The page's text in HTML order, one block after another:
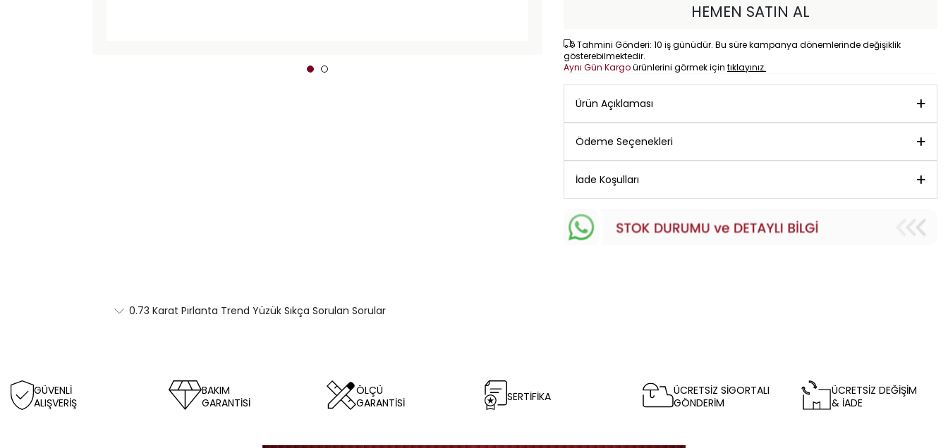
HEMEN SATIN AL
Tahmini Gönderi: 10 iş günüdür. Bu süre kampanya dönemlerinde değişiklik
gösterebilmektedir.
Aynı Gün Kargoürünlerini görmek için tıklayınız.
Ürün Açıklaması
Ödeme Seçenekleri
İade Koşulları
0.73 Karat Pırlanta Trend Yüzük Sıkça Sorulan Sorular
GÜVENLİ
ALIŞVERİŞ
BAKIM
GARANTİSİ
ÖLÇÜ
GARANTİSİ
SERTİFİKA
ÜCRETSİZ SİGORTALI
GÖNDERİM
ÜCRETSİZ DEĞİŞİM
& İADE